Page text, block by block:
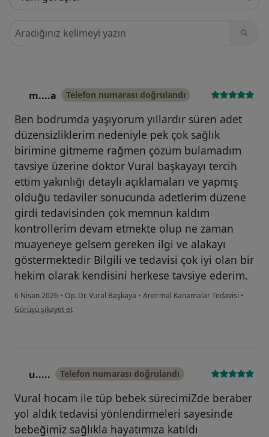
Görüşler içerisinde ara
m....a Telefon numarası doğrulandı
Ben bodrumda yaşıyorum yıllardır süren adet
düzensizliklerim nedeniyle pek çok sağlık
birimine gitmeme rağmen çözüm bulamadım
tavsiye üzerine doktor Vural başkayayı tercih
ettim yakınlığı detaylı açıklamaları ve yapmış
olduğu tedaviler sonucunda adetlerim düzene
girdi tedavisinden çok memnun kaldım
kontrollerim devam etmekte olup ne zaman
muayeneye gelsem gereken ilgi ve alakayı
göstermektedir Bilgili ve tedavisi çok iyi olan bir
hekim olarak kendisini herkese tavsiye ederim.
6 Nisan 2026 • Op. Dr. Vural Başkaya • Anormal Kanamalar Tedavisi •
kullanıcının görüşüne göre m....a
Görüşü şikayet et
u..... Telefon numarası doğrulandı
Vural hocam ile tüp bebek sürecimiZde beraber
yol aldık tedavisi yönlendirmeleri sayesinde
bebeğimiz sağlıkla hayatımıza katıldı